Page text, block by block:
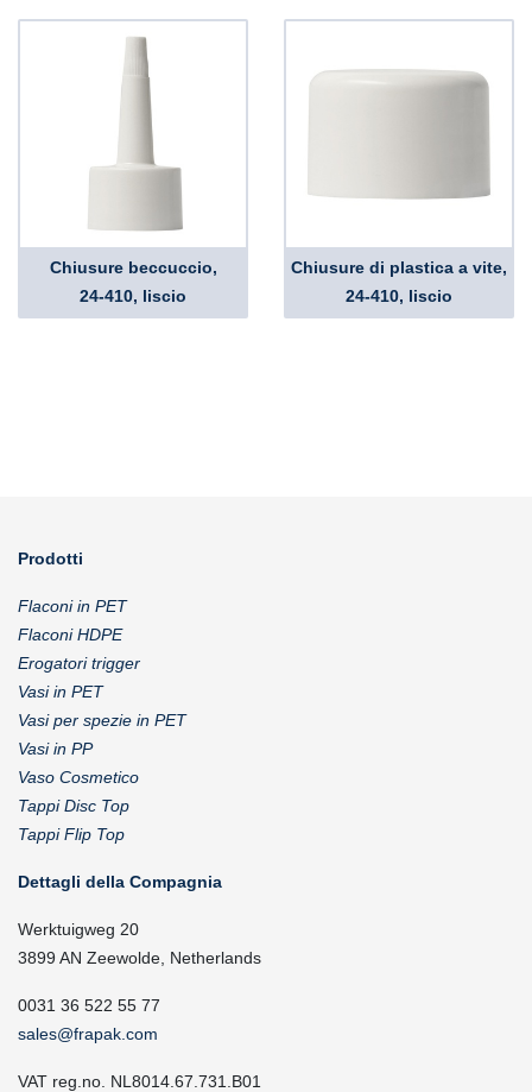
Chiusure beccuccio,
24-410, liscio
Chiusure di plastica a vite,
24-410, liscio
Prodotti
Flaconi in PET
Flaconi HDPE
Erogatori trigger
Vasi in PET
Vasi per spezie in PET
Vasi in PP
Vaso Cosmetico
Tappi Disc Top
Tappi Flip Top
Dettagli della Compagnia
Werktuigweg 20
3899 AN Zeewolde, Netherlands
0031 36 522 55 77
sales@frapak.com
VAT reg.no. NL8014.67.731.B01